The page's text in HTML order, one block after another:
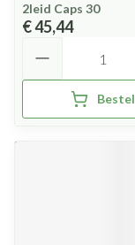
2leid Caps 30
€ 45,44
Bestel